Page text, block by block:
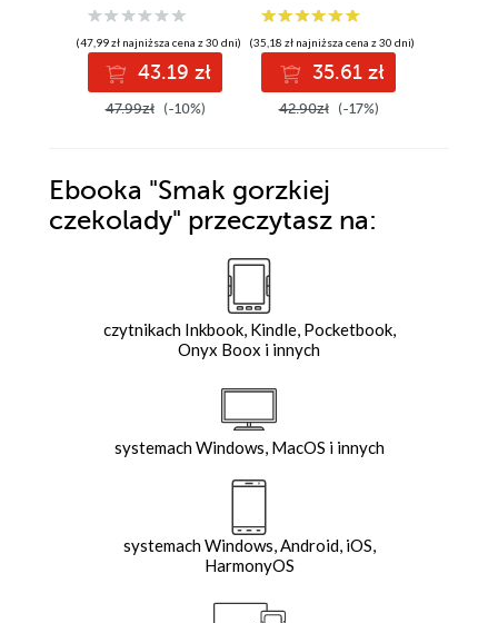
(47,99 zł najniższa cena z 30 dni)
43.19 zł
47.99zł (-10%)
(35,18 zł najniższa cena z 30 dni)
35.61 zł
42.90zł (-17%)
Ebooka "Smak gorzkiej
czekolady" przeczytasz na:
czytnikach Inkbook, Kindle, Pocketbook,
Onyx Boox i innych
systemach Windows, MacOS i innych
systemach Windows, Android, iOS,
HarmonyOS